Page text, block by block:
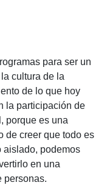
para ser un
cultura de la
de lo que hoy
la participación de
porque es una
de creer que todo es
aislado, podemos
en una
personas.